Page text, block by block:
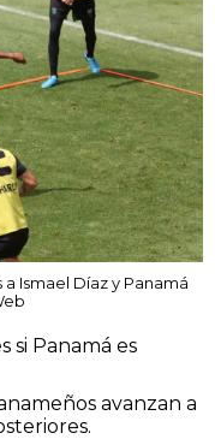
Ismael Díaz y Panamá
si Panamá es
avanzan a